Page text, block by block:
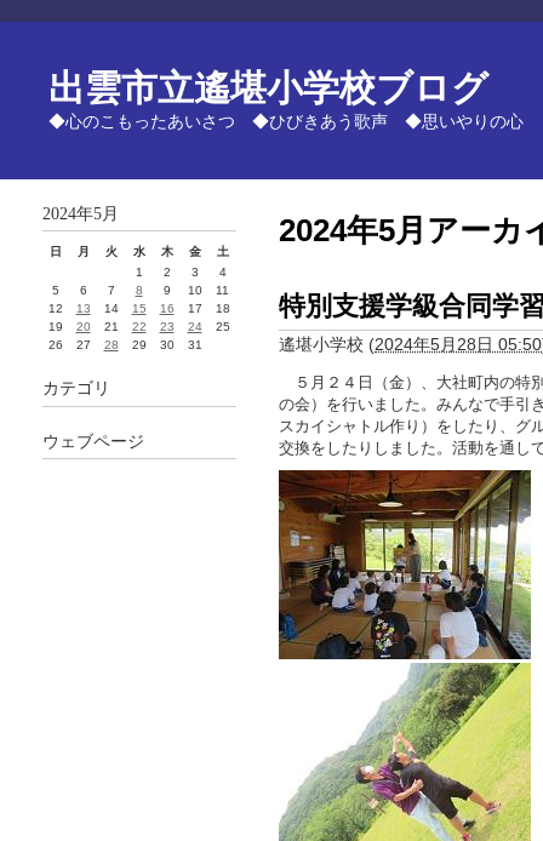
出雲市立遙堪小学校ブログ
◆心のこもったあいさつ ◆ひびきあう歌声 ◆思いやりの心
2024年5月アーカ
特別支援学級合同学
遙堪小学校 (2024年5月28日 05:50
５月２４日（金）、大社町内の特
の会）を行いました。みんなで手引
スカイシャトル作り）をしたり、グ
交換をしたりしました。活動を通し
2024年5月
日 月 火 水 木 金
土
1
2 3
4
5
6 7 8 9 10
11
12
13 14 15 16 17
18
19
20 21 22 23 24
25
26
27 28 29 30 31
カテゴリ
ウェブページ